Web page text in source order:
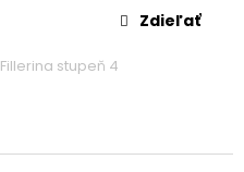
Fillerina stupeň 4
Zdieľať